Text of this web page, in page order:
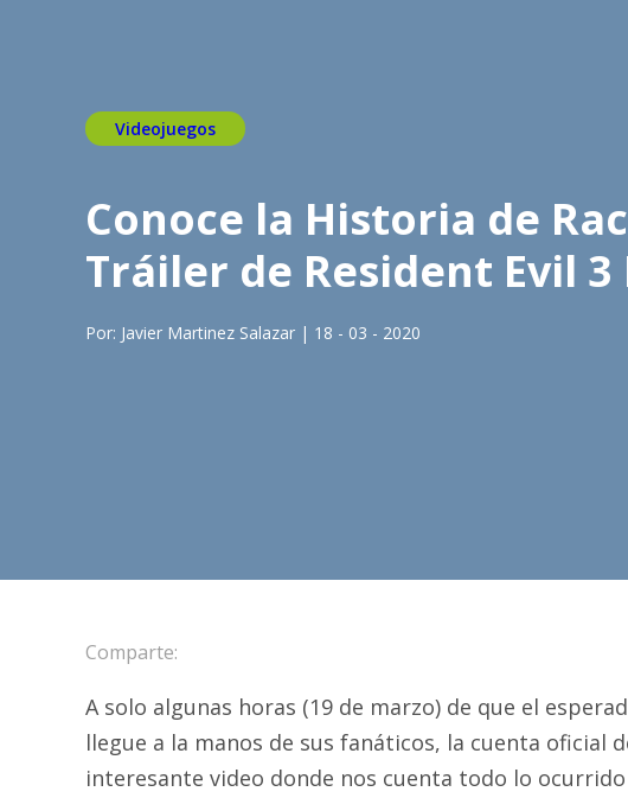
Videojuegos
Conoce la Historia de
Tráiler de Resident Evil 3
Por: Javier Martinez Salazar | 18 - 03 - 2020
Comparte:
A solo algunas horas (19 de marzo) de que el
llegue a la manos de sus fanáticos, la cuenta oficial
interesante video donde nos cuenta todo lo